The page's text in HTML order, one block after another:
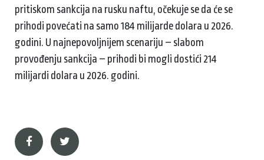
pritiskom sankcija na rusku naftu, očekuje se da će se
prihodi povećati na samo 184 milijarde dolara u 2026.
godini. U najnepovoljnijem scenariju – slabom
provođenju sankcija – prihodi bi mogli dostići 214
milijardi dolara u 2026. godini.